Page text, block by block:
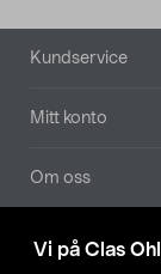
Vi på Clas
Sidfot
Kundservice
Mitt konto
Om oss
Aktuellt